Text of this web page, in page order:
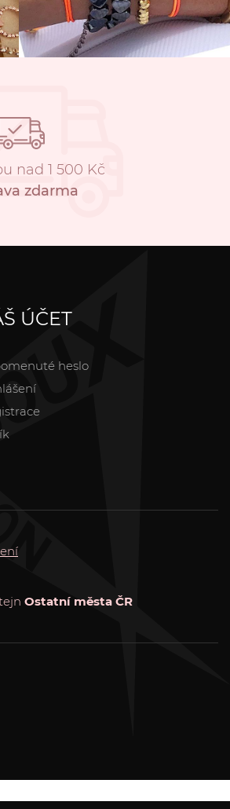
nad 1 500 Kč
zdarma
ÚČET
heslo
Ostatní města ČR